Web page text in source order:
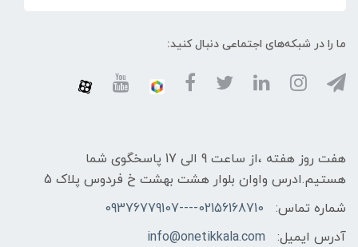
ما را در شبکه‌های اجتماعی دنبال کنید:
هفت روز هفته ،از ساعت 9 الی 17 پاسخگوی شما
هستیم.ادرس واوان بلوار هشت بهشت خ فردوس پلاک 5
شماره تماس:
02156168710----09376779107
آدرس ایمیل:
info@onetikkala.com